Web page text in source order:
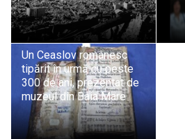
Un Ceaslov românesc
tipărit în urmă cu peste
300 de ani, prezentat de
muzeul din Baia Mare